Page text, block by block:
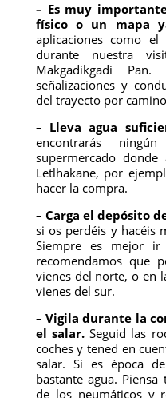
– Es muy
físico o un mapa
aplicaciones como
durante nuestra
Makgadikgadi
señalizaciones y
del trayecto por
– Lleva agua
encontrarás
supermercado
Letlhakane, por
hacer la compra.
– Carga el depósito
si os perdéis y hacéis
Siempre es mejor
recomendamos que
vienes del norte, o en
vienes del sur.
– Vigila durante la
el salar.Seguid las
coches y tened en
salar. Si es época
bastante agua.
de los neumáticos y